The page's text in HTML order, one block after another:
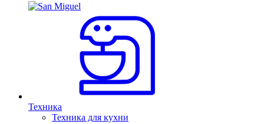
Техника
Техника для кухни